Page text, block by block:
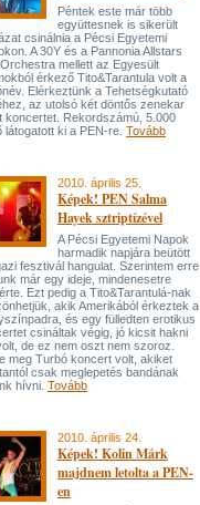
Péntek este már több
együttesnek is sikerült
csinálnia a Pécsi Egyetemi
A 30Y és a Pannonia Allstars
mellett az Egyesült
érkező Tito&Tarantula volt a
Elérkeztünk a Tehetségkutató
az utolsó két döntős zenekar
koncertet. Rekordszámú, 5.000
látogatott ki a PEN-re. Tovább
2010. április 25.
Képek! PEN Salma
Hayek sztriptízével
A Pécsi Egyetemi Napok
harmadik napjára beütött
fesztivál hangulat. Szerintem erre
már egy ideje, mindenesetre
Ezt pedig a Tito&Tarantulá-nak
akik Amerikából érkeztek a
és egy fülledten erotikus
csináltak végig, jó kicsit hakni
de ez nem oszt nem szoroz.
meg Turbó koncert volt, akiket
csak meglepetés bandának
hívni. Tovább
2010. április 24.
Képek! Kolin Márk
majdnem letolta a PEN-
en